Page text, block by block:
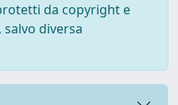
da copyright e
diversa